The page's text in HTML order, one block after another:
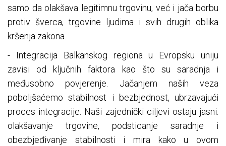
samo da olakšava legitimnu trgovinu, već i jača borbu
protiv šverca, trgovine ljudima i svih drugih oblika
kršenja zakona.
- Integracija Balkanskog regiona u Evropsku uniju
zavisi od ključnih faktora kao što su saradnja i
međusobno povjerenje. Jačanjem naših veza
poboljšaćemo stabilnost i bezbjednost, ubrzavajući
proces integracije. Naši zajednički ciljevi ostaju jasni:
olakšavanje trgovine, podsticanje saradnje i
obezbjeđivanje stabilnosti i mira kako u ovom